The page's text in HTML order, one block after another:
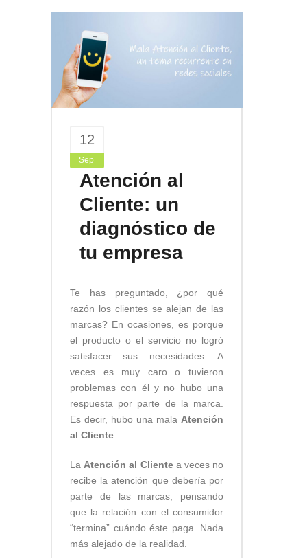
12
Sep
Atención al
Cliente: un
diagnóstico de
tu empresa
Te has preguntado, ¿por qué
razón los clientes se alejan de las
marcas? En ocasiones, es porque
el producto o el servicio no logró
satisfacer sus necesidades. A
veces es muy caro o tuvieron
problemas con él y no hubo una
respuesta por parte de la marca.
Es decir, hubo una mala Atención
al Cliente
La Atención al Clientea veces no
recibe la atención que debería por
parte de las marcas, pensando
que la relación con el consumidor
“termina” cuándo éste paga. Nada
más alejado de la realidad.